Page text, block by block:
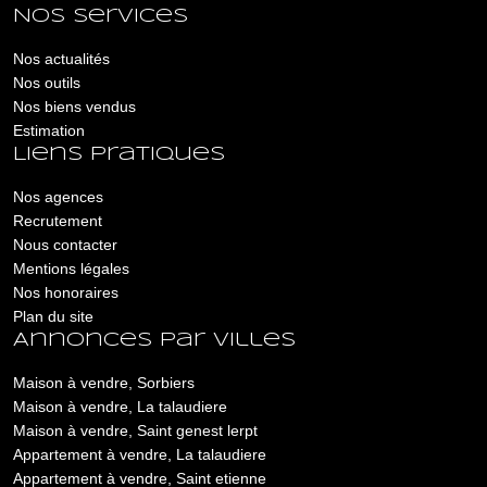
Nos services
Nos actualités
Nos outils
Nos biens vendus
Estimation
Liens pratiques
Nos agences
Recrutement
Nous contacter
Mentions légales
Nos honoraires
Plan du site
Annonces par villes
Maison à vendre, Sorbiers
Maison à vendre, La talaudiere
Maison à vendre, Saint genest lerpt
Appartement à vendre, La talaudiere
Appartement à vendre, Saint etienne